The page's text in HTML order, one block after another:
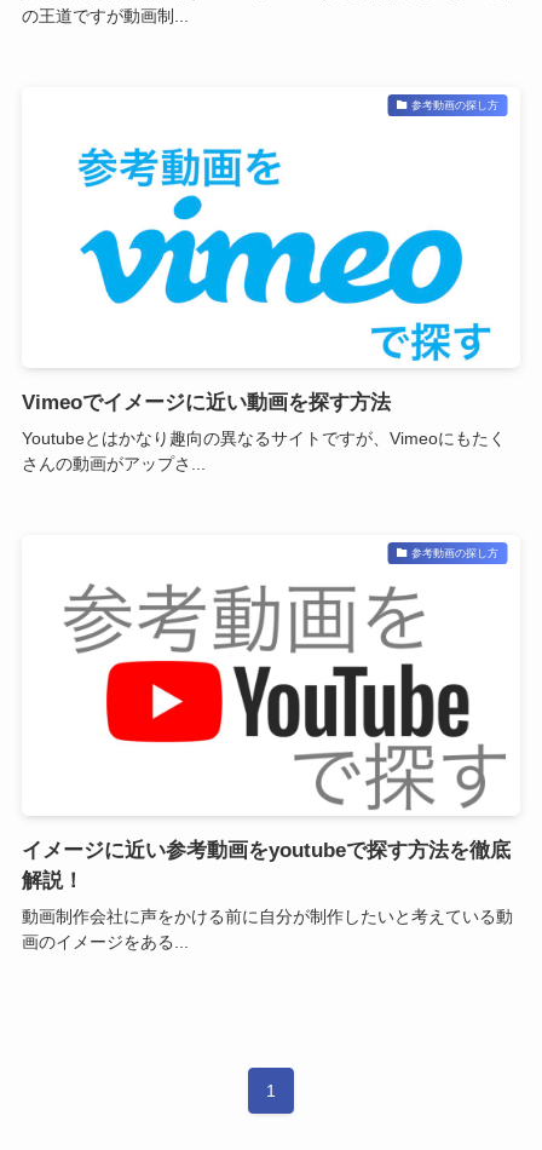
の王道ですが動画制...
参考動画の探し方
Vimeoでイメージに近い動画を探す方法
Youtubeとはかなり趣向の異なるサイトですが、Vimeoにもたく
さんの動画がアップさ...
参考動画の探し方
イメージに近い参考動画をyoutubeで探す方法を徹底
解説！
動画制作会社に声をかける前に自分が制作したいと考えている動
画のイメージをある...
1